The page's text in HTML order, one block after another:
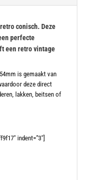
conisch. Deze
perfecte
een retro vintage
is gemaakt van
deze direct
lakken, beitsen of
indent=”3″]